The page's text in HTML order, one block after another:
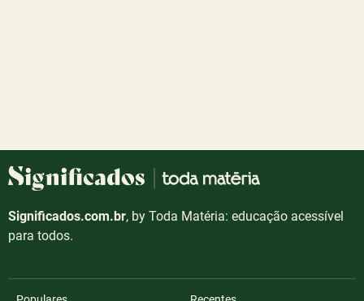
Significados.com.br, by Toda Matéria: educação acessível
para todos.